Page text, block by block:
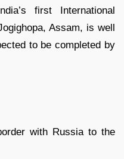
first International
Assam, is well
to be completed by
with Russia to the